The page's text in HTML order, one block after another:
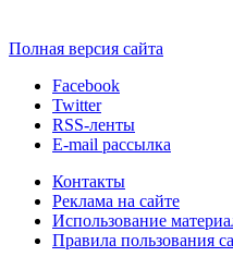
Полная версия сайта
Facebook
Twitter
RSS-ленты
E-mail рассылка
Контакты
Реклама на сайте
Использование
Правила пользования